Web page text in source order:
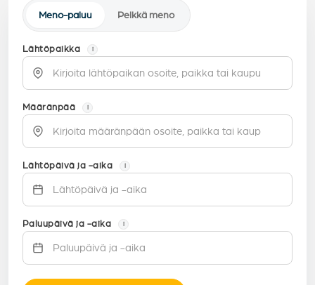
Meno-paluu Pelkkä meno
Lähtöpaikka i
Määränpää i
Lähtöpäivä ja -aika i
Paluupäivä ja -aika i